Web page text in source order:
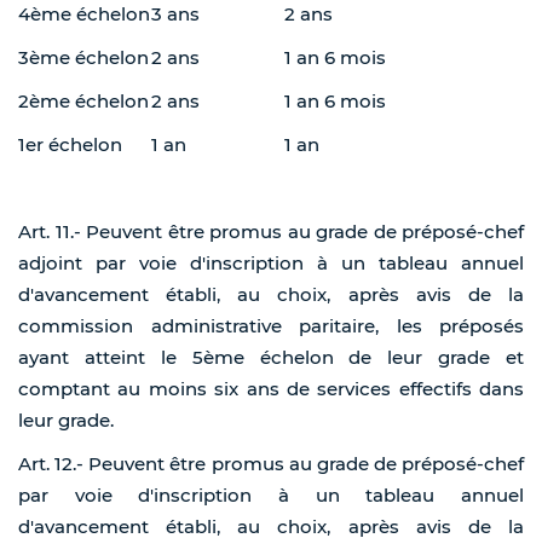
4ème échelon3 ans
2 ans
3ème échelon2 ans
1 an 6 mois
2ème échelon2 ans
1 an 6 mois
1er échelon
1 an 1 an
Art. 11.- Peuvent être promus au grade de préposé-chef
adjoint par voie d'inscription à un tableau annuel
d'avancement établi, au choix, après avis de la
commission administrative paritaire, les préposés
ayant atteint le 5ème échelon de leur grade et
comptant au moins six ans de services effectifs dans
leur grade.
Art. 12.- Peuvent être promus au grade de préposé-chef
par voie d'inscription à un tableau annuel
d'avancement établi, au choix, après avis de la